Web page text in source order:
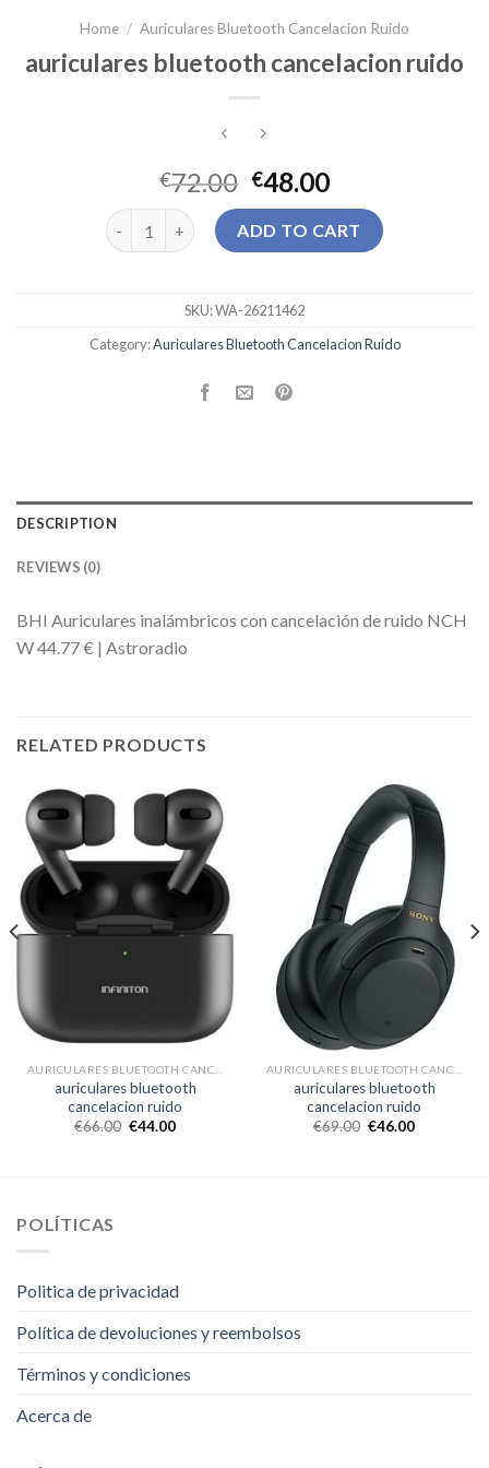
Home / Auriculares Bluetooth Cancelacion Ruido
auriculares bluetooth cancelacion ruido
€72.00 €48.00
auriculares bluetooth cancelacion ruido quantity
ADD TO CART
SKU:WA-26211462
Category:Auriculares Bluetooth Cancelacion Ruido
DESCRIPTION
REVIEWS (0)
BHI Auriculares inalámbricos con cancelación de ruido NCH
W 44.77 € | Astroradio
RELATED PRODUCTS
auriculares bluetooth
cancelacion ruido
€66.00 €44.00
auriculares bluetooth
cancelacion ruido
€69.00 €46.00
POLÍTICAS
Politica de privacidad
Política de devoluciones y reembolsos
Términos y condiciones
Acerca de